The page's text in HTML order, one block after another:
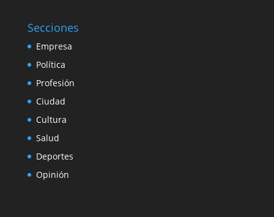
Secciones
Empresa
Política
Profesión
Ciudad
Cultura
Salud
Deportes
Opinión